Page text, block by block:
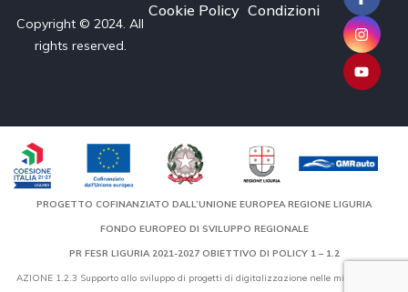
Copyright © 2024. All
rights reserved.
Cookie Policy Condizioni
PROGETTO COFINANZIATO DALL’UNIONE EUROPEA REGIONE LIGURIA
FONDO EUROPEO DI SVILUPPO REGIONALE
PR FESR LIGURIA 2021-2027 OBIETTIVO DI POLICY 1 – 1.2
AZIONE 1.2.3 Supporto allo sviluppo di progetti di digitalizzazione nelle micro, piccole